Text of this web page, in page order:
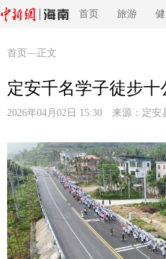
首页 旅游
首页 —正文
定安千名学子徒步十
2026年04月02日 15:30 来源： 定安